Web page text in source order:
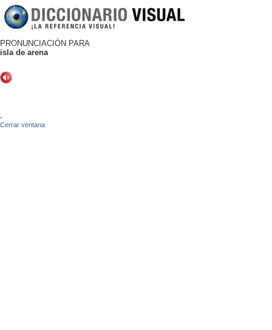
PRONUNCIACIÓN PARA
isla de arena
-
Cerrar ventana